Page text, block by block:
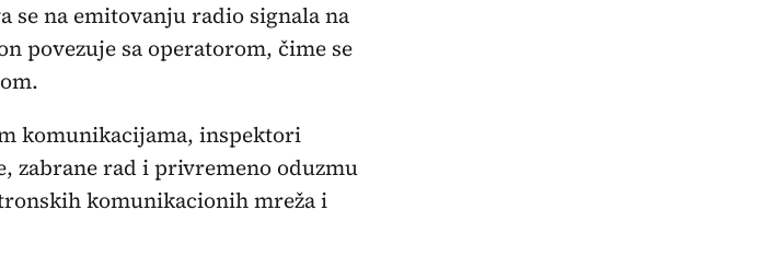
se na emitovanju radio signala na
povezuje sa operatorom, čime se
komunikacijama, inspektori
zabrane rad i privremeno oduzmu
komunikacionih mreža i